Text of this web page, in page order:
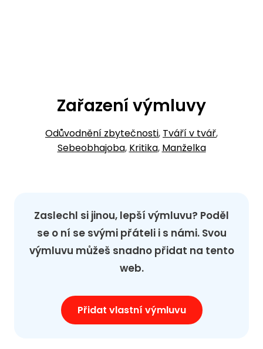
Zařazení výmluvy
Odůvodnění zbytečnosti, Tváří v tvář,
Sebeobhajoba, Kritika, Manželka
Zaslechl si jinou, lepší výmluvu? Poděl
se o ní se svými přáteli i s námi. Svou
výmluvu můžeš snadno přidat na tento
web.
Přidat vlastní výmluvu